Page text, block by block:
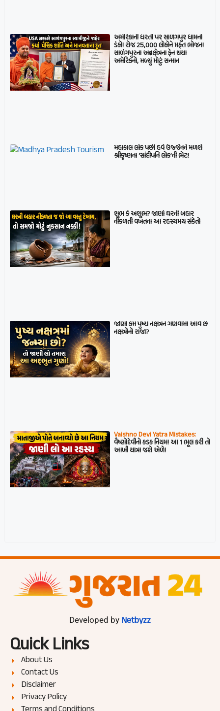
અમેરિકાની ધરતી પર સાળંગપુર ધામનો
ડંકો! રોજ 25,000 લોકોને મફત ભોજન!
સાળંગપુરના અન્નક્ષેત્રના ફેન થયા
અમેરિકનો, મળ્યું મોટું સન્માન
મહાકાલ લોક પછી હવે ઉજ્જૈનને મળશે
શ્રીકૃષ્ણના ‘સાંદીપનિ લોક’ની ભેટ!
શુભ કે અશુભ? જાણો ઘરની બહાર
નીકળતી વખતના આ રહસ્યમય સંકેતો
જાણો કેમ પુષ્ય નક્ષત્રને ગણવામાં આવે છે
નક્ષત્રોનો રાજા?
Vaishno Devi Yatra Mistakes:
વૈષ્ણોદેવીનો કડક નિયમ! આ 1 ભૂલ કરી તો
આખી યાત્રા જશે એળે!
Developed by Netbyzz
Quick Links
About Us
Contact Us
Disclaimer
Privacy Policy